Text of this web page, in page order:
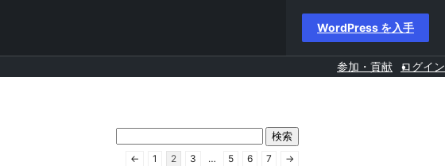
WordPress を入手
参加・貢献 ログイン
← 1 2 3 … 5 6 7 →